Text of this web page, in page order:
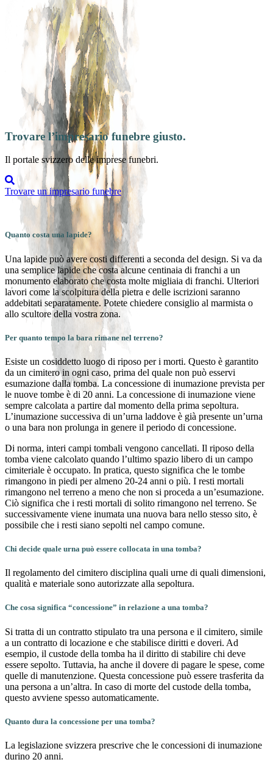
Trovare l’impresario funebre giusto.
Il portale svizzero delle imprese funebri.
Trovare un impresario funebre
Quanto costa una lapide?
Una lapide può avere costi differenti a seconda del design. Si va da
una semplice lapide che costa alcune centinaia di franchi a un
monumento elaborato che costa molte migliaia di franchi. Ulteriori
lavori come la scolpitura della pietra e delle iscrizioni saranno
addebitati separatamente. Potete chiedere consiglio al marmista o
allo scultore della vostra zona.
Per quanto tempo la bara rimane nel terreno?
Esiste un cosiddetto luogo di riposo per i morti. Questo è garantito
da un cimitero in ogni caso, prima del quale non può esservi
esumazione dalla tomba. La concessione di inumazione prevista per
le nuove tombe è di 20 anni. La concessione di inumazione viene
sempre calcolata a partire dal momento della prima sepoltura.
L’inumazione successiva di un’urna laddove è già presente un’urna
o una bara non prolunga in genere il periodo di concessione.
Di norma, interi campi tombali vengono cancellati. Il riposo della
tomba viene calcolato quando l’ultimo spazio libero di un campo
cimiteriale è occupato. In pratica, questo significa che le tombe
rimangono in piedi per almeno 20-24 anni o più. I resti mortali
rimangono nel terreno a meno che non si proceda a un’esumazione.
Ciò significa che i resti mortali di solito rimangono nel terreno. Se
successivamente viene inumata una nuova bara nello stesso sito, è
possibile che i resti siano sepolti nel campo comune.
Chi decide quale urna può essere collocata in una tomba?
Il regolamento del cimitero disciplina quali urne di quali dimensioni,
qualità e materiale sono autorizzate alla sepoltura.
Che cosa significa “concessione” in relazione a una tomba?
Si tratta di un contratto stipulato tra una persona e il cimitero, simile
a un contratto di locazione e che stabilisce diritti e doveri. Ad
esempio, il custode della tomba ha il diritto di stabilire chi deve
essere sepolto. Tuttavia, ha anche il dovere di pagare le spese, come
quelle di manutenzione. Questa concessione può essere trasferita da
una persona a un’altra. In caso di morte del custode della tomba,
questo avviene spesso automaticamente.
Quanto dura la concessione per una tomba?
La legislazione svizzera prescrive che le concessioni di inumazione
durino 20 anni.